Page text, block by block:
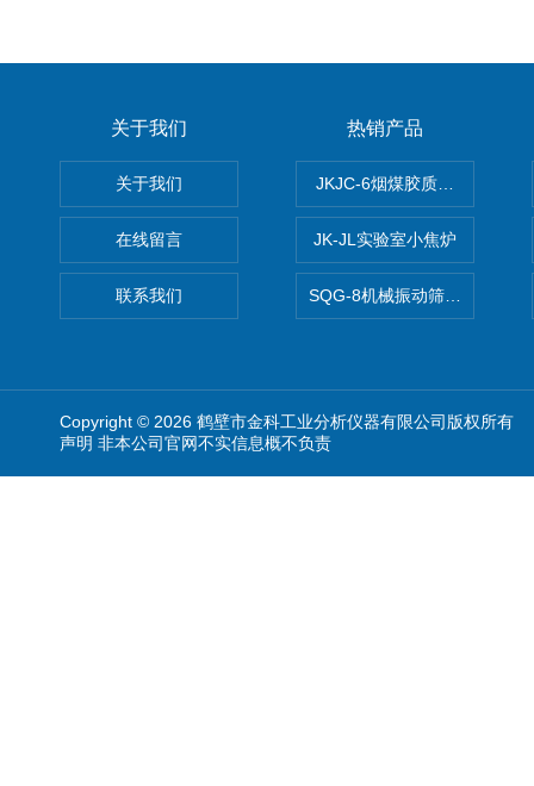
关于我们
关于我们
在线留言
联系我们
热销产品
JKJC-6烟煤胶质层Y值测定仪
JK-JL实验室小焦炉
SQG-8机械振动筛煤焦化验设
Copyright © 2026 鹤壁市金科工业分析仪器有限公司版权所有
声明 非本公司官网不实信息概不负责